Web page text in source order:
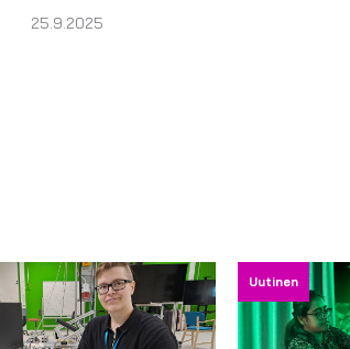
25.9.2025
Uutinen